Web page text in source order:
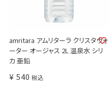
amritara アムリターラ クリスタウォ
ーター オージャス 2L 温泉水 シリ
カ 亜鉛
¥ 540 税込